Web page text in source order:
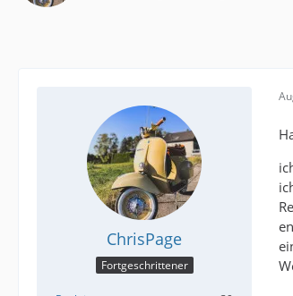
ChrisPage
Fortgeschrittener